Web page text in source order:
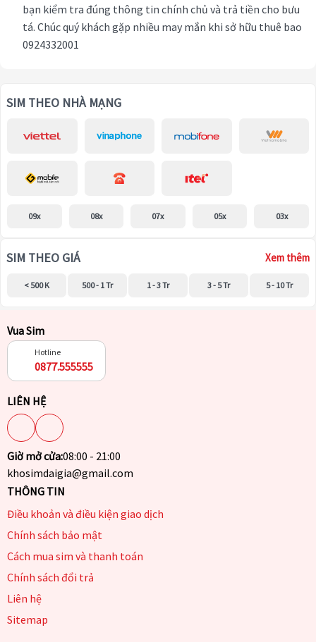
bạn kiểm tra đúng thông tin chính chủ và trả tiền cho bưu
tá. Chúc quý khách gặp nhiều may mắn khi sở hữu thuê bao
0924332001
SIM THEO NHÀ MẠNG
09x 08x 07x 05x 03x
SIM THEO GIÁ Xem thêm
< 500 K 500 - 1 Tr 1 - 3 Tr 3 - 5 Tr 5 - 10 Tr
Vua Sim
Hotline
0877.555555
LIÊN HỆ
Giờ mở cửa:08:00 - 21:00
khosimdaigia@gmail.com
THÔNG TIN
Điều khoản và điều kiện giao dịch
Chính sách bảo mật
Cách mua sim và thanh toán
Chính sách đổi trả
Liên hệ
Sitemap